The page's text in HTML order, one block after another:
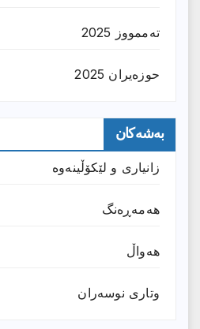
تەممووز 2025
حوزه‌یران 2025
بەشەکان
زانیارى و لێکۆڵینەوە
هەمەڕەنگ
هەواڵ
وتارى نوسەران